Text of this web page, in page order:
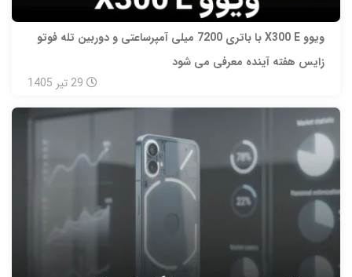
ویوو X300 E با باتری 7200 میلی‌ آمپرساعتی و دوربین تله‌ فوتو
زایس هفته آینده معرفی می‌ شود
29 تیر 1405